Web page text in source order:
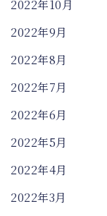
2022年10月
2022年9月
2022年8月
2022年7月
2022年6月
2022年5月
2022年4月
2022年3月